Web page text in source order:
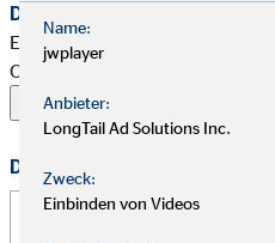
Dein Begleitschreiben
Erlaubte Formate: PDF, Word,
OpenDocument, JPG, PNG,
Deine Nachricht
Name:
jwplayer
Anbieter:
LongTail Ad Solutions Inc.
Zweck:
Einbinden von Videos